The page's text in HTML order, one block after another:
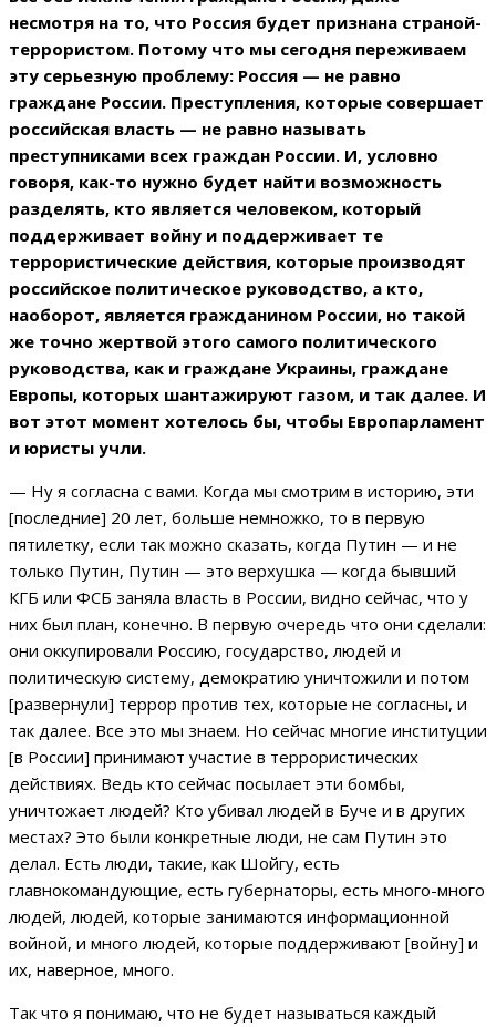
несмотря на то, что Россия будет признана страной-
террористом. Потому что мы сегодня переживаем
эту серьезную проблему: Россия — не равно
граждане России. Преступления, которые совершает
российская власть — не равно называть
преступниками всех граждан России. И, условно
говоря, как-то нужно будет найти возможность
разделять, кто является человеком, который
поддерживает войну и поддерживает те
террористические действия, которые производят
российское политическое руководство, а кто,
наоборот, является гражданином России, но такой
же точно жертвой этого самого политического
руководства, как и граждане Украины, граждане
Европы, которых шантажируют газом, и так далее. И
вот этот момент хотелось бы, чтобы Европарламент
и юристы учли.
— Ну я согласна с вами. Когда мы смотрим в историю, эти
[последние] 20 лет, больше немножко, то в первую
пятилетку, если так можно сказать, когда Путин — и не
только Путин, Путин — это верхушка — когда бывший
КГБ или ФСБ заняла власть в России, видно сейчас, что у
них был план, конечно. В первую очередь что они сделали:
они оккупировали Россию, государство, людей и
политическую систему, демократию уничтожили и потом
[развернули] террор против тех, которые не согласны, и
так далее. Все это мы знаем. Но сейчас многие институции
[в России] принимают участие в террористических
действиях. Ведь кто сейчас посылает эти бомбы,
уничтожает людей? Кто убивал людей в Буче и в других
местах? Это были конкретные люди, не сам Путин это
делал. Есть люди, такие, как Шойгу, есть
главнокомандующие, есть губернаторы, есть много-много
людей, людей, которые занимаются информационной
войной, и много людей, которые поддерживают [войну] и
их, наверное, много.
Так что я понимаю, что не будет называться каждый